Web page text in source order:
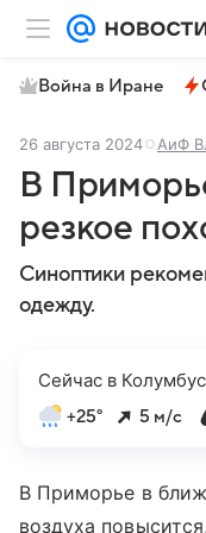
Война в Иране
26 августа 2024 АиФ
В
резкое
Синоптики
одежду.
Сейчас в
+25° 5 м/с
В Приморье в
воздуха